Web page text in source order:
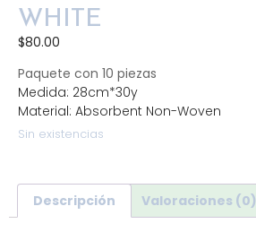
WHITE
$80.00
Paquete con 10 piezas
Medida: 28cm*30y
Material: Absorbent Non-Woven
Sin existencias
Descripción Valoraciones (0)